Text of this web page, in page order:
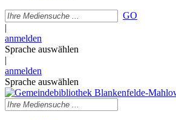
GO
|
anmelden
Sprache auswählen
|
anmelden
Sprache auswählen